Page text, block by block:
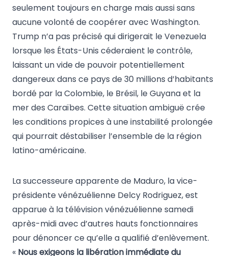
seulement toujours en charge mais aussi sans
aucune volonté de coopérer avec Washington.
Trump n’a pas précisé qui dirigerait le Venezuela
lorsque les États-Unis céderaient le contrôle,
laissant un vide de pouvoir potentiellement
dangereux dans ce pays de 30 millions d’habitants
bordé par la Colombie, le Brésil, le Guyana et la
mer des Caraïbes. Cette situation ambiguë crée
les conditions propices à une instabilité prolongée
qui pourrait déstabiliser l’ensemble de la région
latino-américaine.
La successeure apparente de Maduro, la vice-
présidente vénézuélienne Delcy Rodriguez, est
apparue à la télévision vénézuélienne samedi
après-midi avec d’autres hauts fonctionnaires
pour dénoncer ce qu’elle a qualifié d’enlèvement.
« Nous exigeons la libération immédiate du